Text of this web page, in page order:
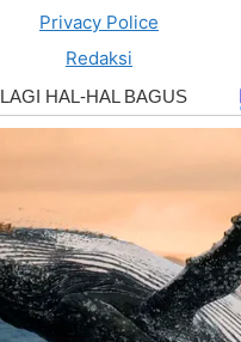
Privacy Police
Redaksi